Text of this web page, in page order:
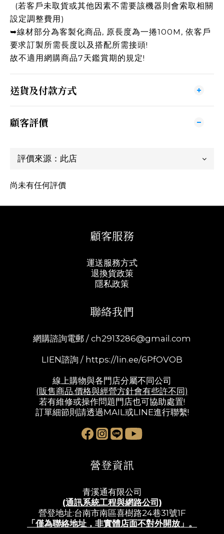
(若客戶未取貨或其他因素不需要該機器則會索取相關
設定調整費用)
➥線材部分為客製化商品, 原長度為一捲100M, 依客戶
要求訂製所需長度以及搭配所需接頭!
故不適用網購商品7天鑑賞期的規定!
送貨及付款方式
顧客評價
尚未有任何評價
顧客服務
運送服務方式
退換貨政策
隱私政策
聯絡我們
網購諮詢電郵 / ch2913286@gmail.com
LIEN諮詢 / https://lin.ee/6PfOVOB
線上購物與各門店分屬不同公司
(販售商品.價格與經營方針會有些許不同)
若有維修或操作問題門店也可協助處置!
訂單細節則請透過MAIL或LINE進行聯繫!
營登資訊
青溪通有限公司
(通訊系統工程與網路公司)
營登地址:台南市南區喜樹路24巷31號1F
「僅為聯絡地址，非實體店面不對外開放」。